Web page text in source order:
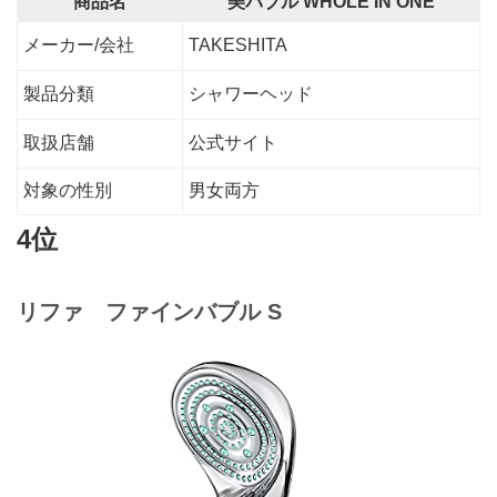
メーカー/会社 TAKESHITA
製品分類 シャワーヘッド
取扱店舗 公式サイト
対象の性別 男女両方
4位
リファ ファインバブル S